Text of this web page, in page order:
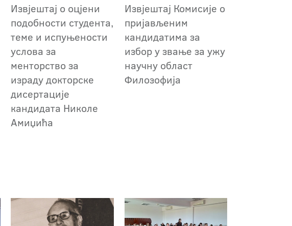
Извјештај о оцјени
подобности студента,
теме и испуњености
услова за
менторство за
израду докторске
дисертације
кандидата Николе
Амиџића
Извјештај Комисије о
пријављеним
кандидатима за
избор у звање за ужу
научну област
Филозофија